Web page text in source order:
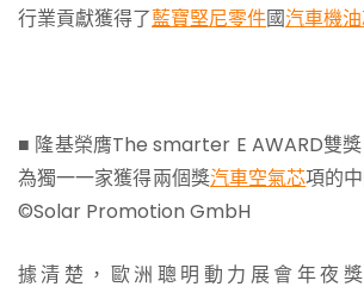
行業貢獻獲得了藍寶堅尼零件國汽車機
■ 隆基榮膺The smarter E AWARD雙獎
為獨一一家獲得兩個獎汽車空氣芯項的
©Solar Promotion GmbH
據清楚，歐洲聰明動力展會年夜